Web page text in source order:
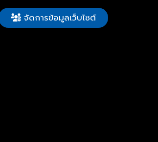
จัดการข้อมูลเว็บไซต์